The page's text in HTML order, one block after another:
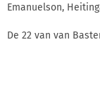
Emanuelson,
De 22 van van